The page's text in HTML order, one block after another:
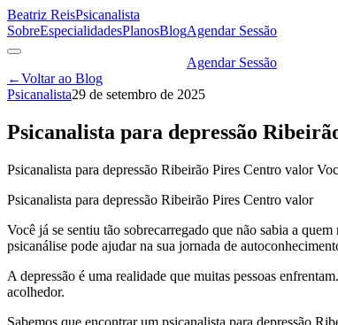
Beatriz ReisPsicanalista
SobreEspecialidadesPlanosBlogAgendar Sessão
Agendar Sessão
←Voltar ao Blog
Psicanalista29 de setembro de 2025
Psicanalista para depressão
Psicanalista para depressão Ribeirão Pires Centro valor
Psicanalista para depressão Ribeirão Pires Centro valor
Você já se sentiu tão sobrecarregado que não sabia a
psicanálise pode ajudar na sua jornada de
A depressão é uma realidade que muitas pessoas
acolhedor.
Sabemos que encontrar um psicanalista para depressão